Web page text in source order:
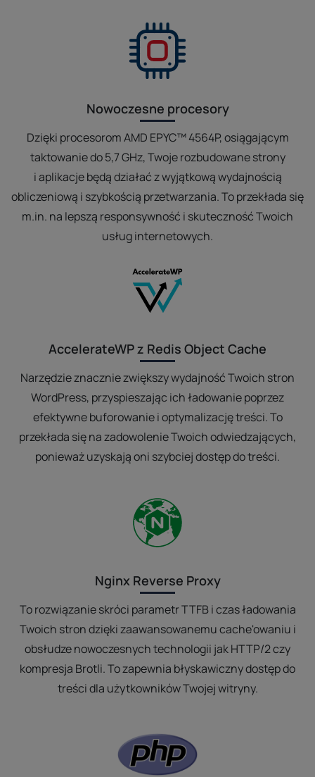
Nowoczesne procesory
Dzięki procesorom AMD EPYC™ 4564P, osiągającym
taktowanie do 5,7 GHz, Twoje rozbudowane strony
i aplikacje będą działać z wyjątkową wydajnością
obliczeniową i szybkością przetwarzania. To przekłada się
m.in. na lepszą responsywność i skuteczność Twoich
usług internetowych.
AccelerateWP z Redis Object Cache
Narzędzie znacznie zwiększy wydajność Twoich stron
WordPress, przyspieszając ich ładowanie poprzez
efektywne buforowanie i optymalizację treści. To
przekłada się na zadowolenie Twoich odwiedzających,
ponieważ uzyskają oni szybciej dostęp do treści.
Nginx Reverse Proxy
To rozwiązanie skróci parametr TTFB i czas ładowania
Twoich stron dzięki zaawansowanemu cache'owaniu i
obsłudze nowoczesnych technologii jak HTTP/2 czy
kompresja Brotli. To zapewnia błyskawiczny dostęp do
treści dla użytkowników Twojej witryny.